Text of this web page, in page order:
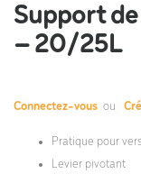
Support
– 20/25L
Connectez-vous ou
Pratique pour
Levier pivotant